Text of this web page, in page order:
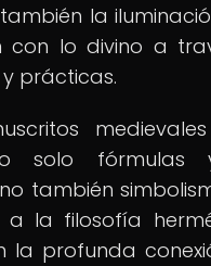
la
con lo divino a
prácticas.
solo fórmulas
también
a la filosofía
la profunda